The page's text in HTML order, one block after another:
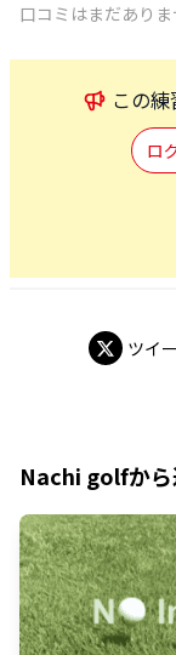
口コミはまだあり
この練
ロ
ツイ
Nachi golfか